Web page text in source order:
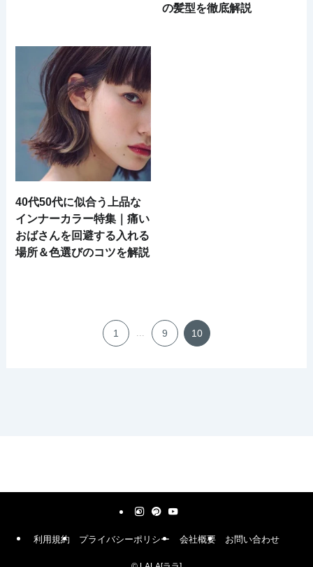
の髪型を徹底解説
40代50代に似合う上品な
インナーカラー特集｜痛い
おばさんを回避する入れる
場所＆色選びのコツを解説
1 ... 9 10
利用規約 プライバシーポリシー 会社概要 お問い合わせ